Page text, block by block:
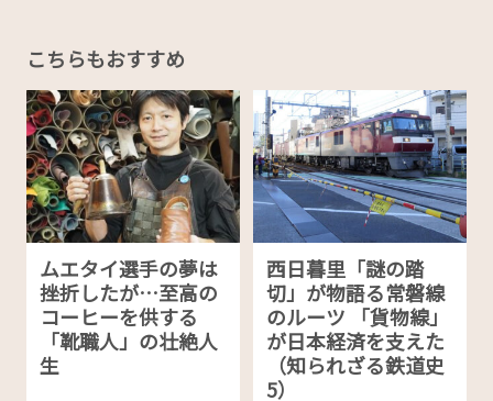
こちらもおすすめ
ムエタイ選手の夢は
挫折したが…至高の
コーヒーを供する
「靴職人」の壮絶人
生
西日暮里「謎の踏
切」が物語る常磐線
のルーツ 「貨物線」
が日本経済を支えた
（知られざる鉄道史
5）